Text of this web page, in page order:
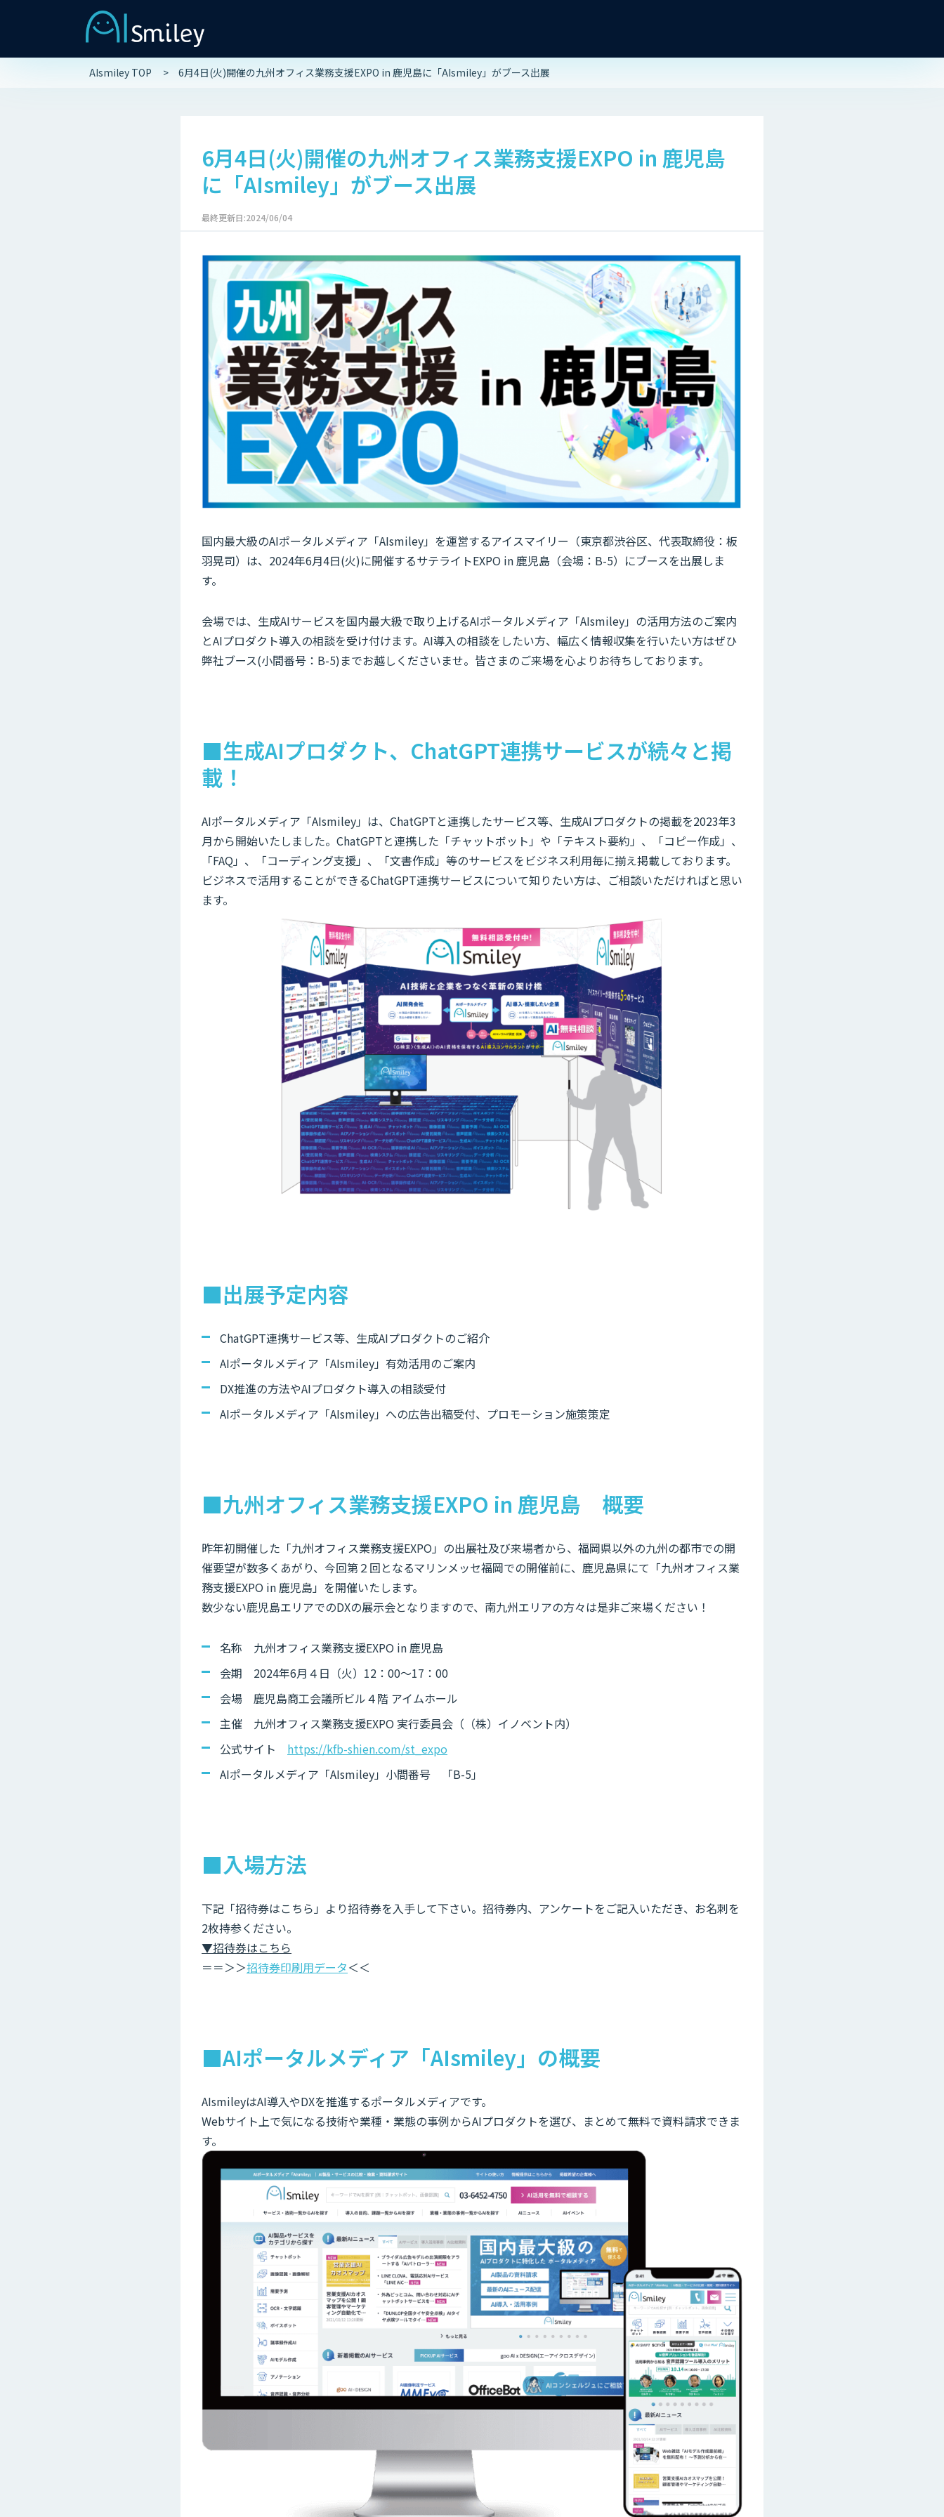
AIsmiley TOP 6月4日(火)開催の九州オフィス業務支援EXPO in 鹿児島に「AIsmiley」がブース出展
6月4日(火)開催の九州オフィス業務支援EXPO in 鹿児島
に「AIsmiley」がブース出展
最終更新日:2024/06/04
国内最大級のAIポータルメディア「AIsmiley」を運営するアイスマイリー（東京都渋谷区、代表取締役：板
羽晃司）は、2024年6月4日(火)に開催するサテライトEXPO in 鹿児島（会場：B-5）にブースを出展しま
す。
会場では、生成AIサービスを国内最大級で取り上げるAIポータルメディア「AIsmiley」の活用方法のご案内
とAIプロダクト導入の相談を受け付けます。AI導入の相談をしたい方、幅広く情報収集を行いたい方はぜひ
弊社ブース(小間番号：B-5)までお越しくださいませ。皆さまのご来場を心よりお待ちしております。
■生成AIプロダクト、ChatGPT連携サービスが続々と掲
載！
AIポータルメディア「AIsmiley」は、ChatGPTと連携したサービス等、生成AIプロダクトの掲載を2023年3
月から開始いたしました。ChatGPTと連携した「チャットボット」や「テキスト要約」、「コピー作成」、
「FAQ」、「コーディング支援」、「文書作成」等のサービスをビジネス利用毎に揃え掲載しております。
ビジネスで活用することができるChatGPT連携サービスについて知りたい方は、ご相談いただければと思い
ます。
■出展予定内容
ChatGPT連携サービス等、生成AIプロダクトのご紹介
AIポータルメディア「AIsmiley」有効活用のご案内
DX推進の方法やAIプロダクト導入の相談受付
AIポータルメディア「AIsmiley」への広告出稿受付、プロモーション施策策定
■九州オフィス業務支援EXPO in 鹿児島 概要
昨年初開催した「九州オフィス業務支援EXPO」の出展社及び来場者から、福岡県以外の九州の都市での開
催要望が数多くあがり、今回第２回となるマリンメッセ福岡での開催前に、鹿児島県にて「九州オフィス業
務支援EXPO in 鹿児島」を開催いたします。
数少ない鹿児島エリアでのDXの展示会となりますので、南九州エリアの方々は是非ご来場ください！
名称 九州オフィス業務支援EXPO in 鹿児島
会期 2024年6月４日（火）12：00～17：00
会場 鹿児島商工会議所ビル４階 アイムホール
主催 九州オフィス業務支援EXPO 実行委員会（（株）イノベント内）
公式サイト https://kfb-shien.com/st_expo
AIポータルメディア「AIsmiley」小間番号 「B-5」
■入場方法
下記「招待券はこちら」より招待券を入手して下さい。招待券内、アンケートをご記入いただき、お名刺を
2枚持参ください。
▼招待券はこちら
＝＝＞＞招待券印刷用データ＜＜
■AIポータルメディア「AIsmiley」の概要
AIsmileyはAI導入やDXを推進するポータルメディアです。
Webサイト上で気になる技術や業種・業態の事例からAIプロダクトを選び、まとめて無料で資料請求できま
す。